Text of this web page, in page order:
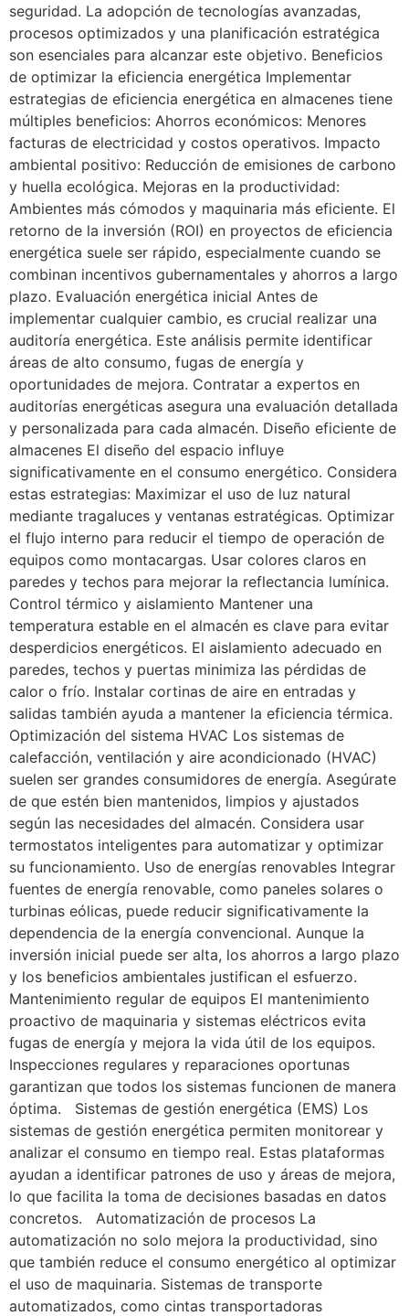
seguridad. La adopción de tecnologías avanzadas,
procesos optimizados y una planificación estratégica
son esenciales para alcanzar este objetivo. Beneficios
de optimizar la eficiencia energética Implementar
estrategias de eficiencia energética en almacenes tiene
múltiples beneficios: Ahorros económicos: Menores
facturas de electricidad y costos operativos. Impacto
ambiental positivo: Reducción de emisiones de carbono
y huella ecológica. Mejoras en la productividad:
Ambientes más cómodos y maquinaria más eficiente. El
retorno de la inversión (ROI) en proyectos de eficiencia
energética suele ser rápido, especialmente cuando se
combinan incentivos gubernamentales y ahorros a largo
plazo. Evaluación energética inicial Antes de
implementar cualquier cambio, es crucial realizar una
auditoría energética. Este análisis permite identificar
áreas de alto consumo, fugas de energía y
oportunidades de mejora. Contratar a expertos en
auditorías energéticas asegura una evaluación detallada
y personalizada para cada almacén. Diseño eficiente de
almacenes El diseño del espacio influye
significativamente en el consumo energético. Considera
estas estrategias: Maximizar el uso de luz natural
mediante tragaluces y ventanas estratégicas. Optimizar
el flujo interno para reducir el tiempo de operación de
equipos como montacargas. Usar colores claros en
paredes y techos para mejorar la reflectancia lumínica.
Control térmico y aislamiento Mantener una
temperatura estable en el almacén es clave para evitar
desperdicios energéticos. El aislamiento adecuado en
paredes, techos y puertas minimiza las pérdidas de
calor o frío. Instalar cortinas de aire en entradas y
salidas también ayuda a mantener la eficiencia térmica.
Optimización del sistema HVAC Los sistemas de
calefacción, ventilación y aire acondicionado (HVAC)
suelen ser grandes consumidores de energía. Asegúrate
de que estén bien mantenidos, limpios y ajustados
según las necesidades del almacén. Considera usar
termostatos inteligentes para automatizar y optimizar
su funcionamiento. Uso de energías renovables Integrar
fuentes de energía renovable, como paneles solares o
turbinas eólicas, puede reducir significativamente la
dependencia de la energía convencional. Aunque la
inversión inicial puede ser alta, los ahorros a largo plazo
y los beneficios ambientales justifican el esfuerzo.
Mantenimiento regular de equipos El mantenimiento
proactivo de maquinaria y sistemas eléctricos evita
fugas de energía y mejora la vida útil de los equipos.
Inspecciones regulares y reparaciones oportunas
garantizan que todos los sistemas funcionen de manera
óptima. Sistemas de gestión energética (EMS) Los
sistemas de gestión energética permiten monitorear y
analizar el consumo en tiempo real. Estas plataformas
ayudan a identificar patrones de uso y áreas de mejora,
lo que facilita la toma de decisiones basadas en datos
concretos. Automatización de procesos La
automatización no solo mejora la productividad, sino
que también reduce el consumo energético al optimizar
el uso de maquinaria. Sistemas de transporte
automatizados, como cintas transportadoras